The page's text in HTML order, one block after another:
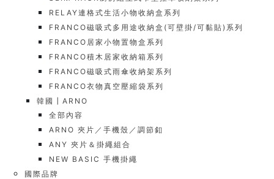
RELAY連格式生活小物收納盒系列
FRANCO磁吸式多用途收納盒(可壁掛/可黏貼)系列
FRANCO居家小物置物盒系列
FRANCO積木居家收納箱系列
FRANCO磁吸式雨傘收納架系列
FRANCO衣物真空壓縮袋系列
韓國┃ARNO
全部內容
ARNO 夾片／手機殼／調節釦
ANY 夾片＆掛繩組合
NEW BASIC 手機掛繩
國際品牌